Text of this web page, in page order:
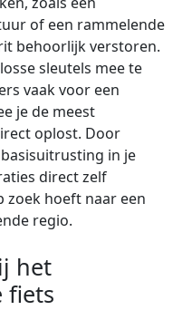
of een rammelende
behoorlijk verstoren.
sleutels mee te
vaak voor een
je de meest
oplost. Door
in je
direct zelf
zoek hoeft naar een
regio.
het
fiets